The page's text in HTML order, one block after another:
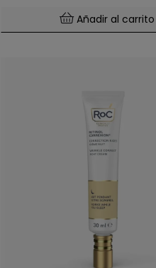
Añadir al carrito